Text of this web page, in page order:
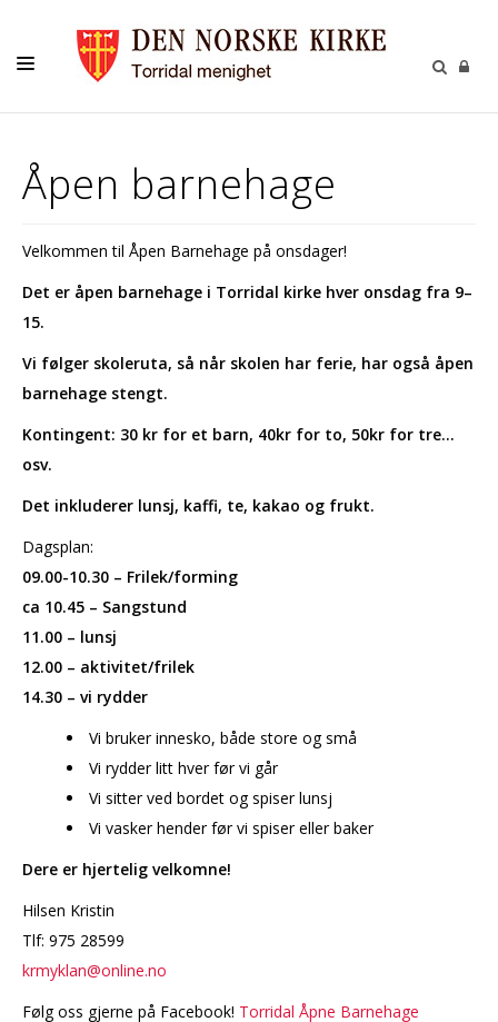
BARN
KALENDER
GIVERTJENESTE
Åpen barnehage
Velkommen til Åpen Barnehage på onsdager!
Det er åpen barnehage i Torridal kirke hver onsdag fra 9–
15.
Vi følger skoleruta, så når skolen har ferie, har også åpen
barnehage stengt.
Kontingent: 30 kr for et barn, 40kr for to, 50kr for tre...
osv.
Det inkluderer lunsj, kaffi, te, kakao og frukt.
Dagsplan:
09.00-10.30 – Frilek/forming
ca 10.45 – Sangstund
11.00 – lunsj
12.00 – aktivitet/frilek
14.30 – vi rydder
Vi bruker innesko, både store og små
Vi rydder litt hver før vi går
Vi sitter ved bordet og spiser lunsj
Vi vasker hender før vi spiser eller baker
Dere er hjertelig velkomne!
Hilsen Kristin
Tlf: 975 28599
krmyklan@online.no
Følg oss gjerne på Facebook! Torridal Åpne Barnehage